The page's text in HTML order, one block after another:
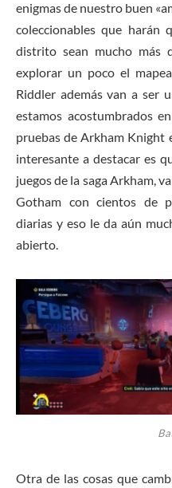
enigmas de nuestro buen
coleccionables que harán
distrito sean mucho más
explorar un poco el
Riddler además van a ser
estamos acostumbrados
pruebas de Arkham Knight
interesante a destacar es
juegos de la saga Arkham,
Gotham con cientos de
diarias y eso le da aún
abierto.
Otra de las cosas que